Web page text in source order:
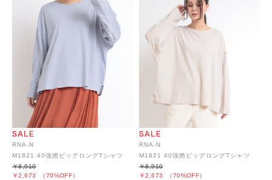
RNA-N
M1821 40強撚ビッグロングTシャツ
￥2,673 （70%OFF）
￥8,910
RNA-N
M1821 40強撚ビッグロングTシャツ
￥2,673 （70%OFF）
￥8,910